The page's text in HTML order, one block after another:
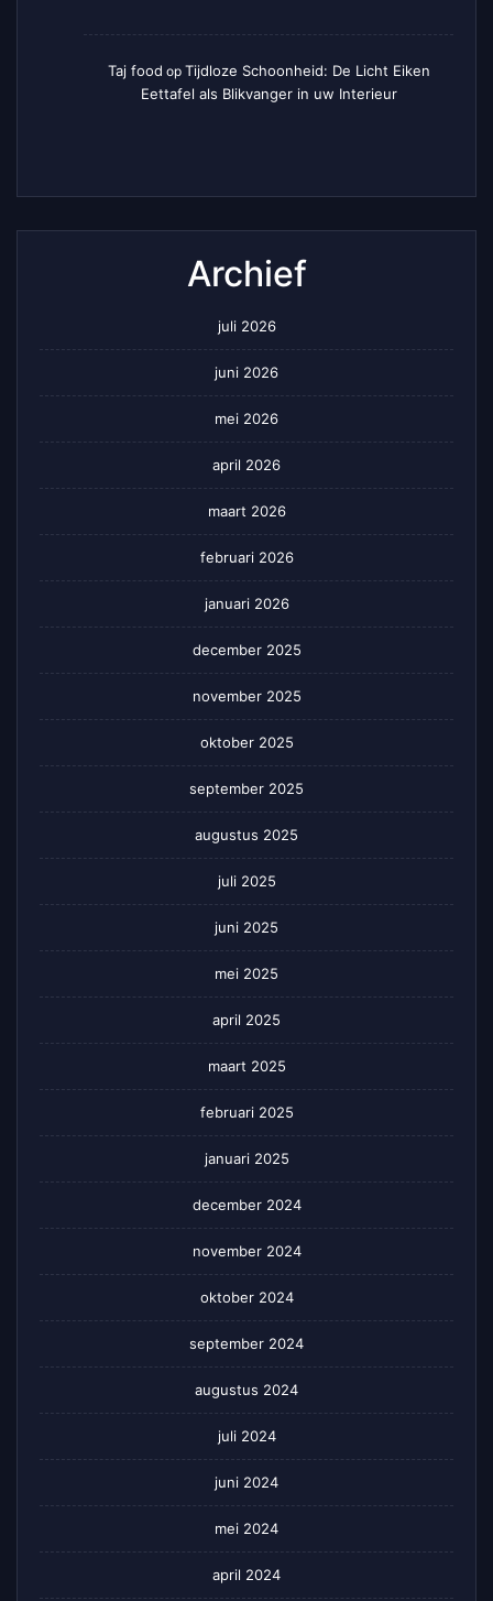
Taj food op Tijdloze Schoonheid: De Licht Eiken
Eettafel als Blikvanger in uw Interieur
Archief
juli 2026
juni 2026
mei 2026
april 2026
maart 2026
februari 2026
januari 2026
december 2025
november 2025
oktober 2025
september 2025
augustus 2025
juli 2025
juni 2025
mei 2025
april 2025
maart 2025
februari 2025
januari 2025
december 2024
november 2024
oktober 2024
september 2024
augustus 2024
juli 2024
juni 2024
mei 2024
april 2024